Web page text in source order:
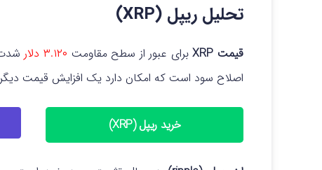
تحلیل ریپل (XRP)
قیمت XRP برای عبور از سطح مقاومت ۳.۱۲۰ دلار
شدت
اصلاح سود است که امکان دارد یک افزایش قیمت دیگری را با عبور
خرید ریپل (XRP)